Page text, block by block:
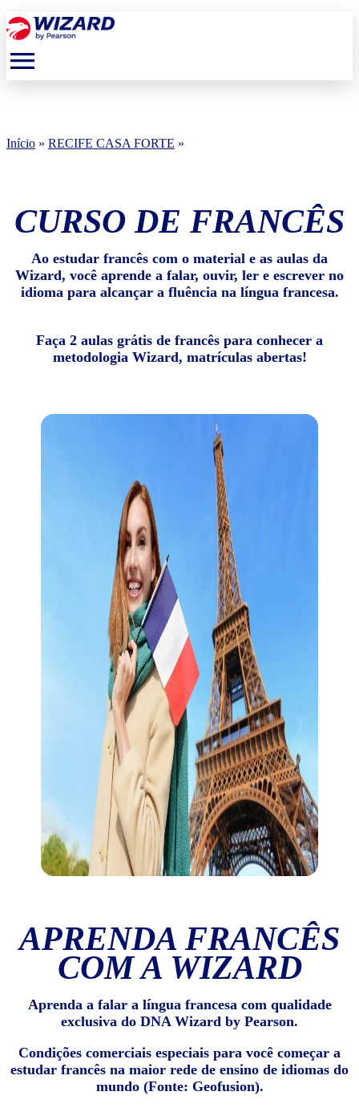
menu
Início » RECIFE CASA FORTE »
CURSO DE FRANCÊS
Ao estudar francês com o material e as aulas da
Wizard, você aprende a falar, ouvir, ler e escrever no
idioma para alcançar a fluência na língua francesa.
Faça 2 aulas grátis de francês para conhecer a
metodologia Wizard, matrículas abertas!
APRENDA FRANCÊS
COM A WIZARD
Aprenda a falar a língua francesa com qualidade
exclusiva do DNA Wizard by Pearson.
Condições comerciais especiais para você começar a
estudar francês na maior rede de ensino de idiomas do
mundo (Fonte: Geofusion).